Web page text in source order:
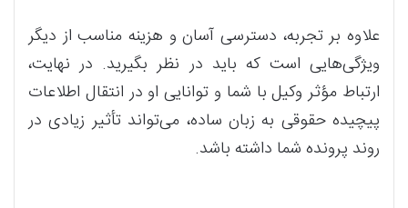
علاوه بر تجربه، دسترسی آسان و هزینه مناسب از دیگر
ویژگی‌هایی است که باید در نظر بگیرید. در نهایت،
ارتباط مؤثر وکیل با شما و توانایی او در انتقال اطلاعات
پیچیده حقوقی به زبان ساده، می‌تواند تأثیر زیادی در
روند پرونده شما داشته باشد.